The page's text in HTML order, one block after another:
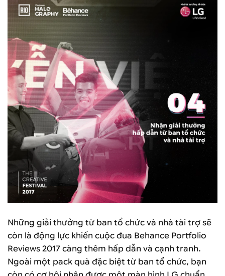
Những giải thưởng từ ban tổ chức và nhà tài trợ sẽ
còn là động lực khiến cuộc đua Behance Portfolio
Reviews 2017 càng thêm hấp dẫn và cạnh tranh.
Ngoài một pack quà đặc biệt từ ban tổ chức, bạn